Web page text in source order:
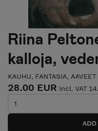
Riina
kalloja,
KAUHU, FANTASIA, AAVEET
28.00 EUR Incl. VAT